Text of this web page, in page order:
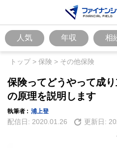
人気 年収 相
トップ> 保険 > その他保険
保険ってどうやって成
の原理を説明します
執筆者 : 浦上登
配信日: 2020.01.26 更新日: